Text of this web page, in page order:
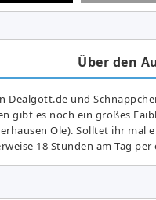
Über den
Dealgott.de und
gibt es noch ein großes
Ole). Solltet ihr mal
18 Stunden am Tag